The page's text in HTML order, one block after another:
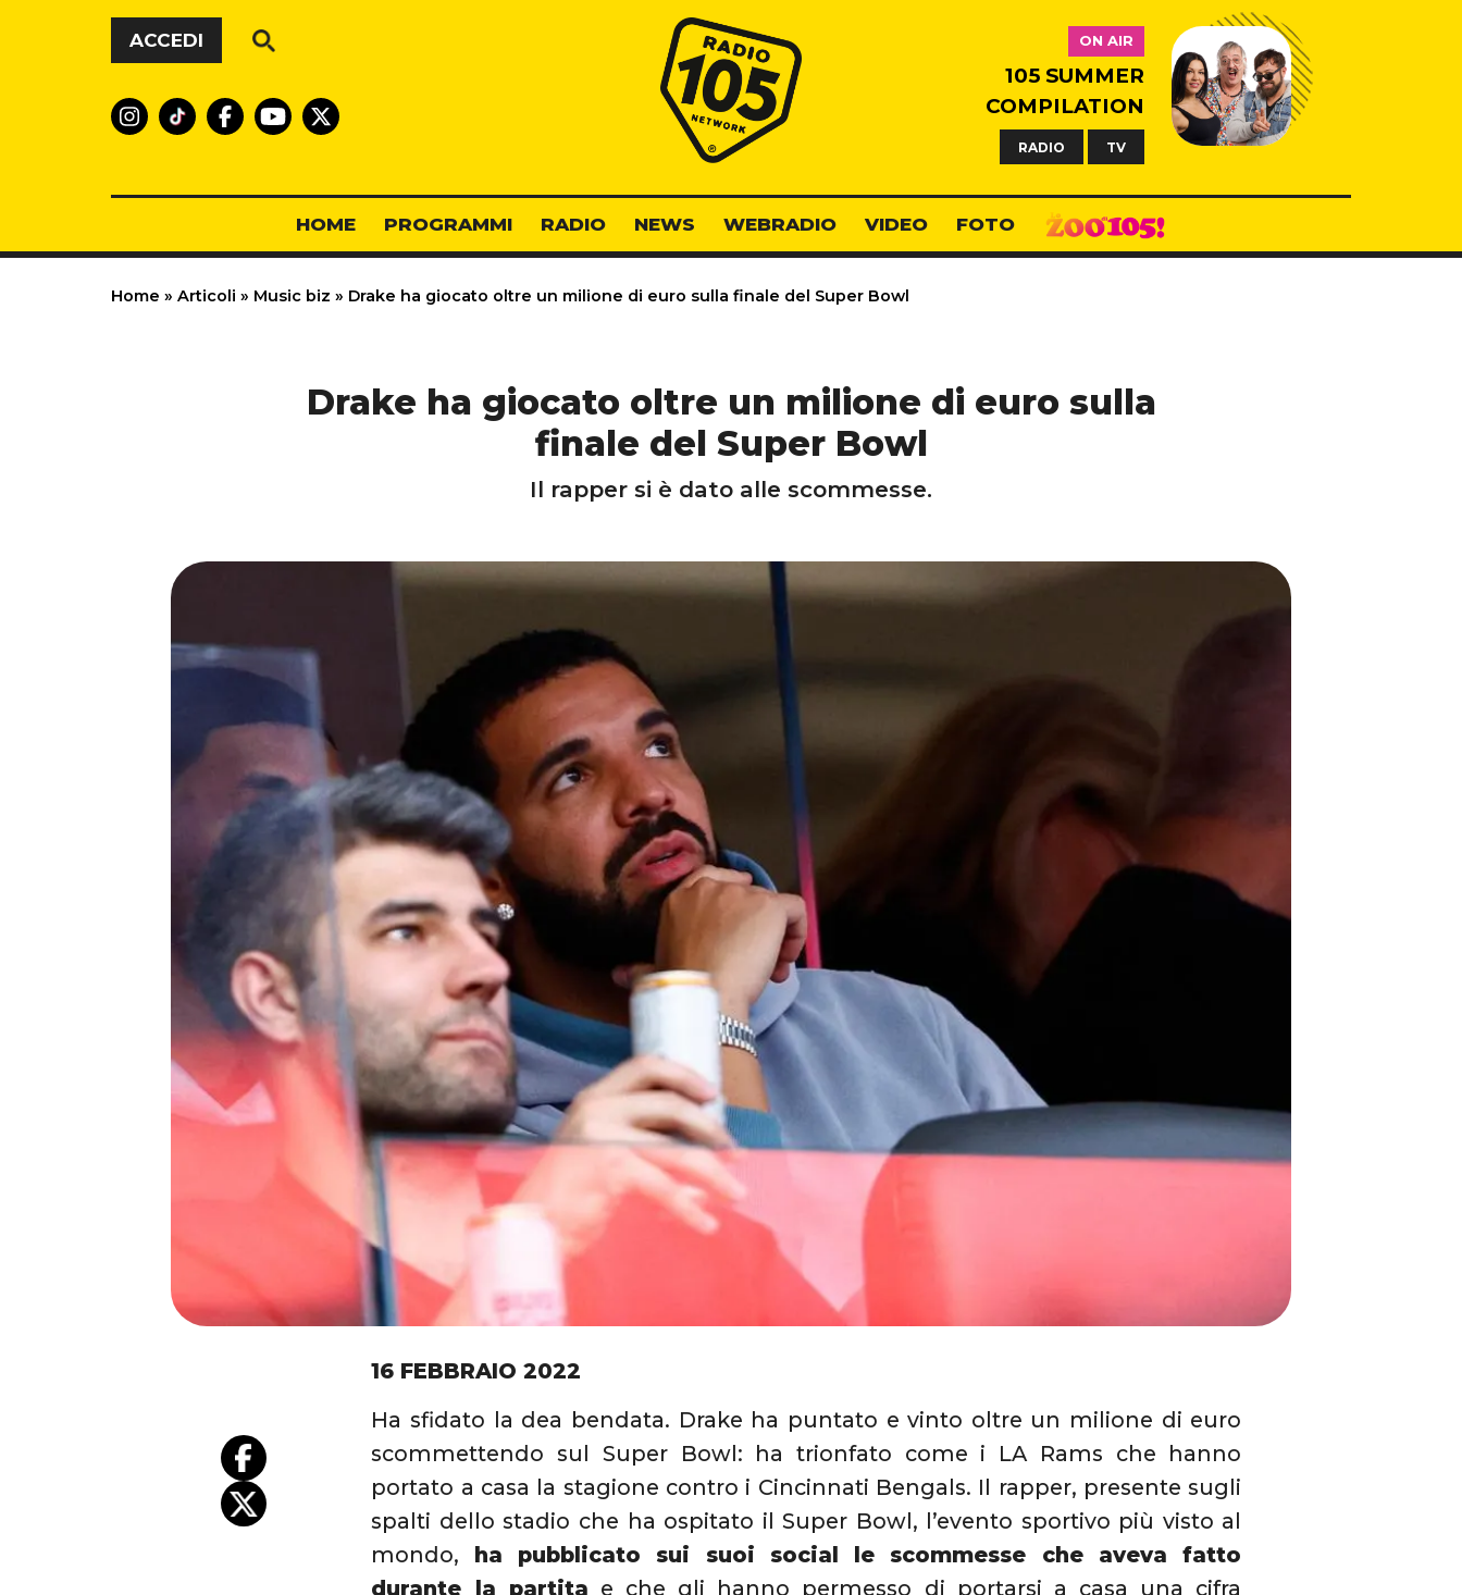
Vai al contenuto
ACCEDI
Radio 105
ON AIR
105 SUMMER
COMPILATION
RADIO TV
HOME PROGRAMMI RADIO NEWS WEBRADIO VIDEO FOTO
Home » Articoli » Music biz » Drake ha giocato oltre un milione di euro sulla finale del Super Bowl
Drake ha giocato oltre un milione di euro sulla
finale del Super Bowl
Il rapper si è dato alle scommesse.
16 FEBBRAIO 2022
Ha sfidato la dea bendata. Drake ha puntato e vinto oltre un milione di euro
scommettendo sul Super Bowl: ha trionfato come i LA Rams che hanno
portato a casa la stagione contro i Cincinnati Bengals. Il rapper, presente sugli
spalti dello stadio che ha ospitato il Super Bowl, l’evento sportivo più visto al
mondo,
ha pubblicato sui suoi social le scommesse che aveva fatto
durante la partita e che gli hanno permesso di portarsi a casa una cifra